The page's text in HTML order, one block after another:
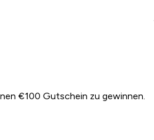
€100 Gutschein zu gewinnen.